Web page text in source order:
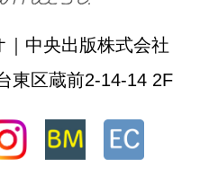
｜中央出版株式会社
東区蔵前2-14-14 2F